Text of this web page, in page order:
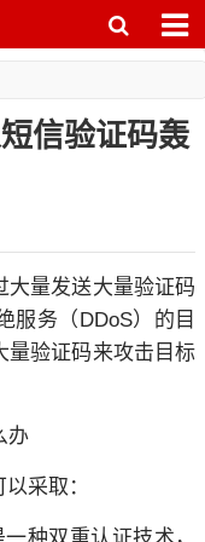
信验证码轰
大量发送大量验证码
服务（DDoS）的目
量验证码来攻击目标
采取：